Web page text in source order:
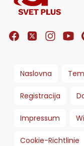
Naslovna
Registracija
Impressum
Cookie-Richtlinie